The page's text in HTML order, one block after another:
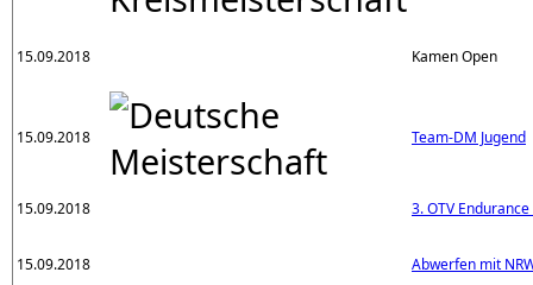
15.09.2018 Kamen Open
15.09.2018 Team-DM Jugend
15.09.2018 3. OTV
15.09.2018 Abwerfen mit